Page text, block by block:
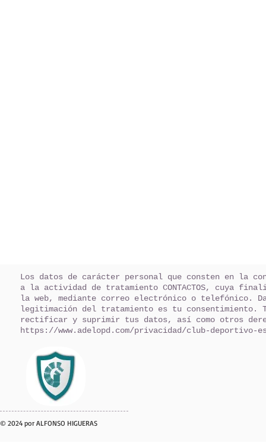
Los datos de carácter personal que consten en la
a la actividad de tratamiento CONTACTOS, cuya
la web, mediante correo electrónico o telefónico.
legitimación del tratamiento es tu consentimiento.
rectificar y suprimir tus datos, así como otros
https://www.adelopd.com/privacidad/club-deportivo-
© 2024 por ALFONSO HIGUERAS